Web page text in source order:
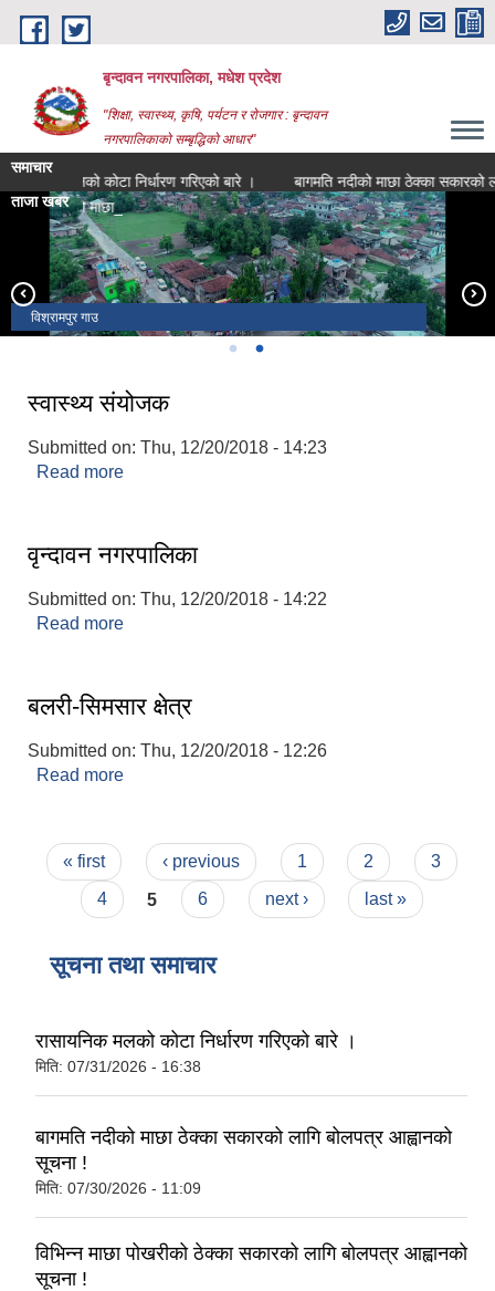
Skip to main content
बृन्दावन नगरपालिका, मधेश प्रदेश
"शिक्षा, स्वास्थ्य, कृषि, पर्यटन र रोजगार : बृन्दावन
नगरपालिकाको सम्बृद्धिको आधार"
समाचार
मलको कोटा निर्धारण गरिएको बारे ।
बागमति नदीको माछा ठेक्का सकारको लागि
ताजा खबर
नदीको माछा ठेक्का सका |
हनुमान मन्दिर
विश्रामपुर गाउ
स्वास्थ्य संयोजक
Submitted on: Thu, 12/20/2018 - 14:23
Read more
वृन्दावन नगरपालिका
Submitted on: Thu, 12/20/2018 - 14:22
Read more
बलरी-सिमसार क्षेत्र
Submitted on: Thu, 12/20/2018 - 12:26
Read more
Pages
« first ‹ previous 1 2
3
4
5 6 next › last »
सूचना तथा समाचार
रासायनिक मलको कोटा निर्धारण गरिएको बारे ।
मिति: 07/31/2026 - 16:38
बागमति नदीको माछा ठेक्का सकारको लागि बोलपत्र आह्वानको
सूचना !
मिति: 07/30/2026 - 11:09
विभिन्न माछा पोखरीको ठेक्का सकारको लागि बोलपत्र आह्वानको
सूचना !